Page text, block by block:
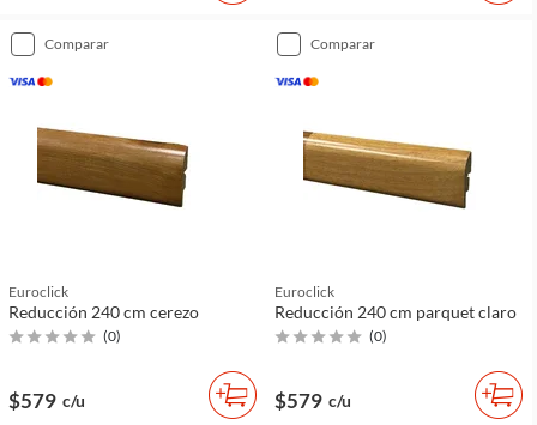
comparar
Euroclick
Reducción 240 cm cerezo
(0)
$579 c/u
comparar
Euroclick
Reducción 240 cm parquet claro
(0)
$579 c/u